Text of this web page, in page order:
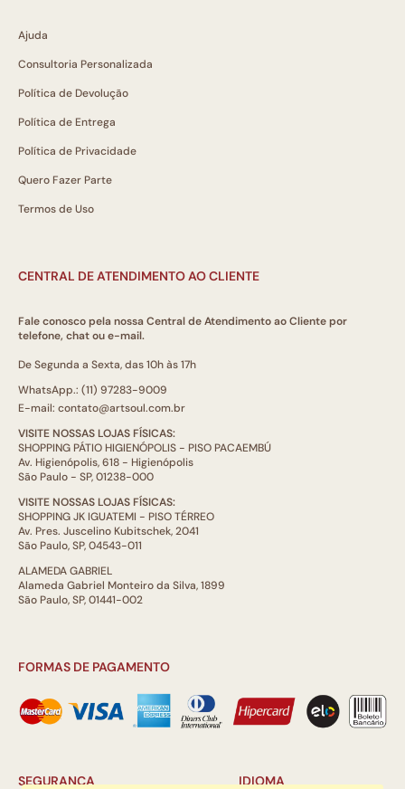
Ajuda
Consultoria Personalizada
Política de Devolução
Política de Entrega
Política de Privacidade
Quero Fazer Parte
Termos de Uso
CENTRAL DE ATENDIMENTO AO CLIENTE
Fale conosco pela nossa Central de Atendimento ao Cliente por
telefone, chat ou e-mail.
De Segunda a Sexta, das 10h às 17h
WhatsApp.: (11) 97283-9009
E-mail: contato@artsoul.com.br
VISITE NOSSAS LOJAS FÍSICAS:
SHOPPING PÁTIO HIGIENÓPOLIS - PISO PACAEMBÚ
Av. Higienópolis, 618 - Higienópolis
São Paulo - SP, 01238-000
VISITE NOSSAS LOJAS FÍSICAS:
SHOPPING JK IGUATEMI - PISO TÉRREO
Av. Pres. Juscelino Kubitschek, 2041
São Paulo, SP, 04543-011
ALAMEDA GABRIEL
Alameda Gabriel Monteiro da Silva, 1899
São Paulo, SP, 01441-002
FORMAS DE PAGAMENTO
SEGURANÇA IDIOMA